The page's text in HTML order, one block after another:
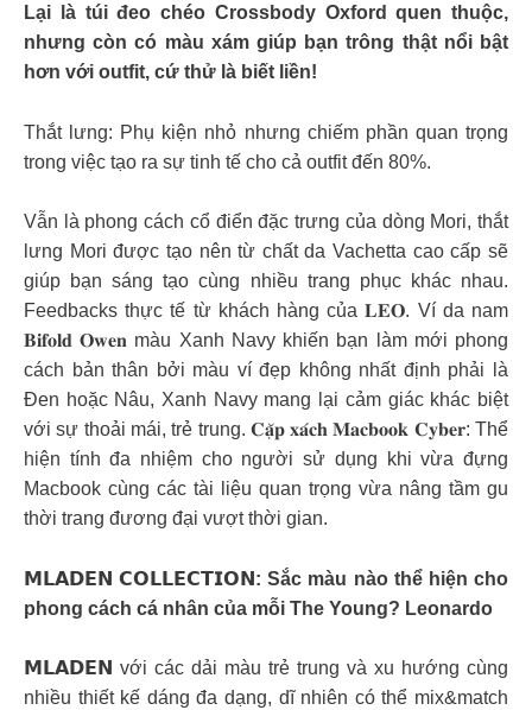
Lại là túi đeo chéo Crossbody Oxford quen thuộc,
nhưng còn có màu xám giúp bạn trông thật nổi bật
hơn với outfit, cứ thử là biết liền!
Thắt lưng: Phụ kiện nhỏ nhưng chiếm phần quan trọng
trong việc tạo ra sự tinh tế cho cả outfit đến 80%.
Vẫn là phong cách cổ điển đặc trưng của dòng Mori, thắt
lưng Mori được tạo nên từ chất da Vachetta cao cấp sẽ
giúp bạn sáng tạo cùng nhiều trang phục khác nhau.
Feedbacks thực tế từ khách hàng của 𝐋𝐄𝐎. Ví da nam
𝐁𝐢𝐟𝐨𝐥𝐝 𝐎𝐰𝐞𝐧 màu Xanh Navy khiến bạn làm mới phong
cách bản thân bởi màu ví đẹp không nhất định phải là
Đen hoặc Nâu, Xanh Navy mang lại cảm giác khác biệt
với sự thoải mái, trẻ trung. 𝐂𝐚̣̆𝐩 𝐱𝐚́𝐜𝐡 𝐌𝐚𝐜𝐛𝐨𝐨𝐤 𝐂𝐲𝐛𝐞𝐫: Thể
hiện tính đa nhiệm cho người sử dụng khi vừa đựng
Macbook cùng các tài liệu quan trọng vừa nâng tầm gu
thời trang đương đại vượt thời gian.
𝗠𝗟𝗔𝗗𝗘𝗡 𝗖𝗢𝗟𝗟𝗘𝗖𝗧𝗜𝗢𝗡: Sắc màu nào thể hiện cho
phong cách cá nhân của mỗi The Young? Leonardo
𝗠𝗟𝗔𝗗𝗘𝗡 với các dải màu trẻ trung và xu hướng cùng
nhiều thiết kế dáng đa dạng, dĩ nhiên có thể mix&match